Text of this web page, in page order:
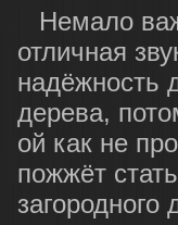
Немало
отличная
надёжность
дерева,
ой как не
пожжёт